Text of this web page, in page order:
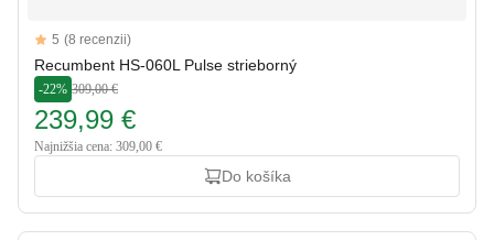
Reviews
5 out of 5 stars
5 (8 recenzii)
Recumbent HS-060L Pulse strieborný
-22% 309,00 €
239,99 €
Najnižšia cena: 309,00 €
Do košíka